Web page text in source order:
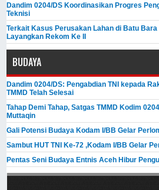
Dandim 0204/DS Koordinasikan Progres
Teknisi
Terkait Kasus Perusakan Lahan di Batu
Layangkan Rekom Ke II
BUDAYA
Dandim 0204/DS: Pengabdian TNI kepada
TMMD Telah Selesai
Tahap Demi Tahap, Satgas TMMD Kodim
Muttaqin
Gali Potensi Budaya Kodam I/BB Gelar
Sambut HUT TNI Ke-72 ,Kodam I/BB Gelar
Pentas Seni Budaya Entnis Aceh Hibur